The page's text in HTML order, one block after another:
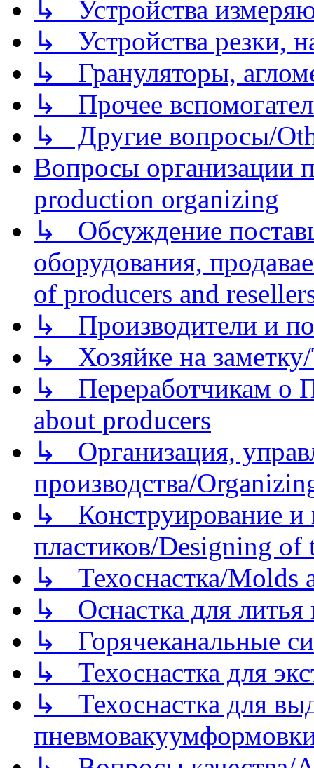
↳ Устройства
↳ Устройства резки,
↳ Грануляторы,
↳ Прочее
↳ Другие вопросы/
Вопросы организации
production organizing
↳ Обсуждение
оборудования,
of producers and
↳ Производители и
↳ Хозяйке на
↳ Переработчикам о
about producers
↳ Организация,
производства/
↳ Конструирование и
пластиков/Designing of
↳ Техоснастка/Molds
↳ Оснастка для литья
↳ Горячеканальные
↳ Техоснастка для
↳ Техоснастка для